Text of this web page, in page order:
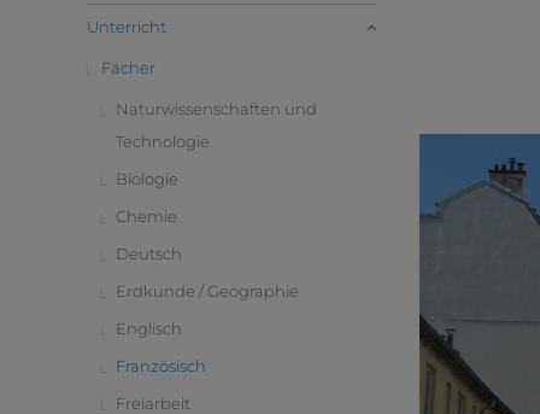
Unterricht
Fächer
Naturwissenschaften und
Technologie
Biologie
Chemie
Deutsch
Erdkunde / Geographie
Englisch
Französisch
Freiarbeit